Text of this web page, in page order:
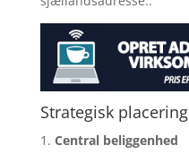
Strategisk placering
Central beliggenhed